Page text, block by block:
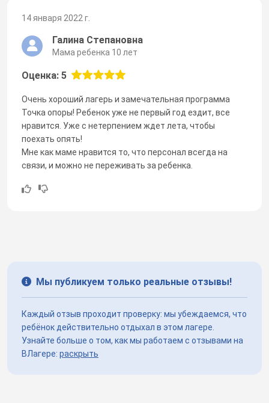
14 января 2022 г.
Галина Степановна
Мама ребенка 10 лет
Оценка: 5
Очень хороший лагерь и замечательная программа
Точка опоры! Ребенок уже не первый год ездит, все
нравится. Уже с нетерпением ждет лета, чтобы
поехать опять!
Мне как маме нравится то, что персонал всегда на
связи, и можно не переживать за ребенка.
Мы публикуем только реальные отзывы!
Каждый отзыв проходит проверку: мы убеждаемся, что
ребёнок действительно отдыхал в этом лагере.
Узнайте больше о том, как мы работаем с отзывами на
ВЛагере: раскрыть